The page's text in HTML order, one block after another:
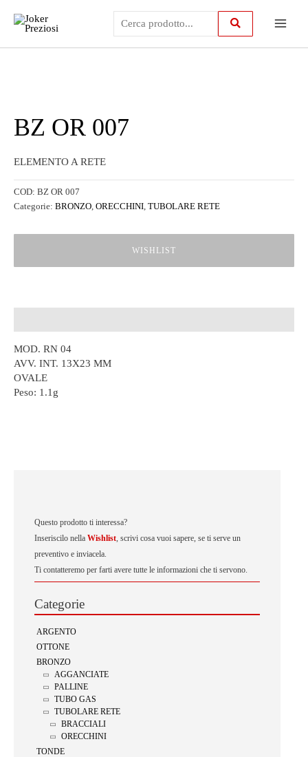
contenuto
Questo prodotto ti interessa?
Inseriscilo nella Wishlist, scrivi cosa vuoi sapere, se ti serve un
preventivo e inviacela.
Ti contatteremo per farti avere tutte le informazioni che ti servono.
Categorie
ARGENTO
OTTONE
BRONZO
AGGANCIATE
PALLINE
TUBO GAS
TUBOLARE RETE
BRACCIALI
ORECCHINI
TONDE
BZ OR 007
ELEMENTO A RETE
COD: BZ OR 007
Categorie: BRONZO, ORECCHINI, TUBOLARE RETE
WISHLIST
MOD. RN 04
AVV. INT. 13X23 MM
OVALE
Peso: 1.1g